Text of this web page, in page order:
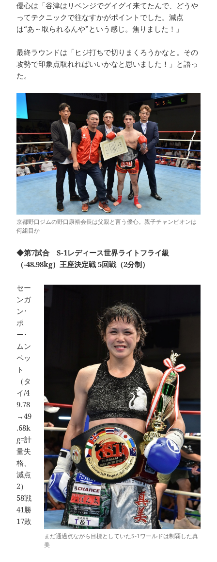
優心は「谷津はリベンジでグイグイ来てたんで、どうや
ってテクニックで往なすかがポイントでした。減点
は“あ～取られるんや”という感じ。焦りました！」
最終ラウンドは「ヒジ打ちで切りまくろうかなと。その
攻勢で印象点取れればいいかなと思いました！」と語っ
た。
京都野口ジムの野口康裕会長は父親と言う優心。親子チャンピオンは
何組目か
◆第7試合 S-1レディース世界ライトフライ級
（-48.98kg）王座決定戦 5回戦（2分制）
まだ通過点ながら目標としていたS-1ワールドは制覇した真
美
セー
ンガ
ン･
ポ
ー･
ムン
ペッ
ト
（タ
イ/4
9.78
→49
.68k
g=計
量失
格、
減点
2）
58戦
41勝
17敗